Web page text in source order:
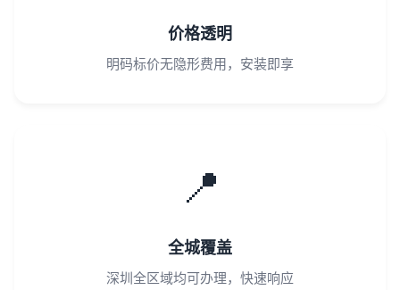
价格透明
明码标价无隐形费用，安装即享
📍
全城覆盖
深圳全区域均可办理，快速响应